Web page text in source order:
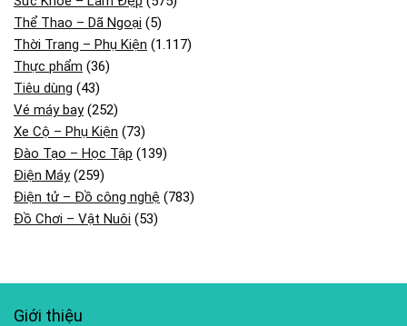
Thể Thao – Dã Ngoại (5)
Thời Trang – Phụ Kiện (1.117)
Thực phẩm (36)
Tiêu dùng (43)
Vé máy bay(252)
Xe Cộ – Phụ Kiện (73)
Đào Tạo – Học Tập (139)
Điện Máy(259)
Điện tử – Đồ công nghệ (783)
Đồ Chơi – Vật Nuôi (53)
Giới thiệu